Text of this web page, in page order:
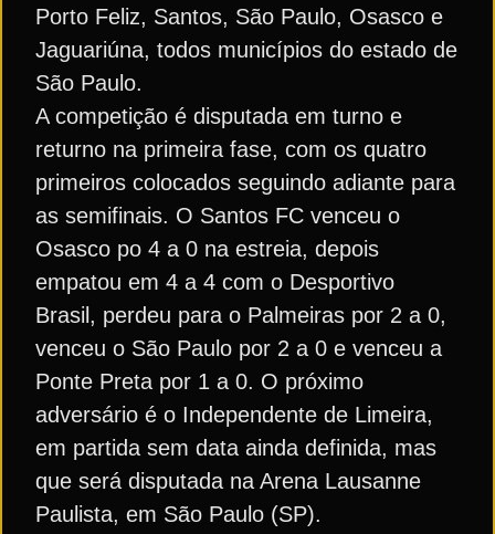
Porto Feliz, Santos, São Paulo, Osasco e
Jaguariúna, todos municípios do estado de
São Paulo.
A competição é disputada em turno e
returno na primeira fase, com os quatro
primeiros colocados seguindo adiante para
as semifinais. O Santos FC venceu o
Osasco po 4 a 0 na estreia, depois
empatou em 4 a 4 com o Desportivo
Brasil, perdeu para o Palmeiras por 2 a 0,
venceu o São Paulo por 2 a 0 e venceu a
Ponte Preta por 1 a 0. O próximo
adversário é o Independente de Limeira,
em partida sem data ainda definida, mas
que será disputada na Arena Lausanne
Paulista, em São Paulo (SP).